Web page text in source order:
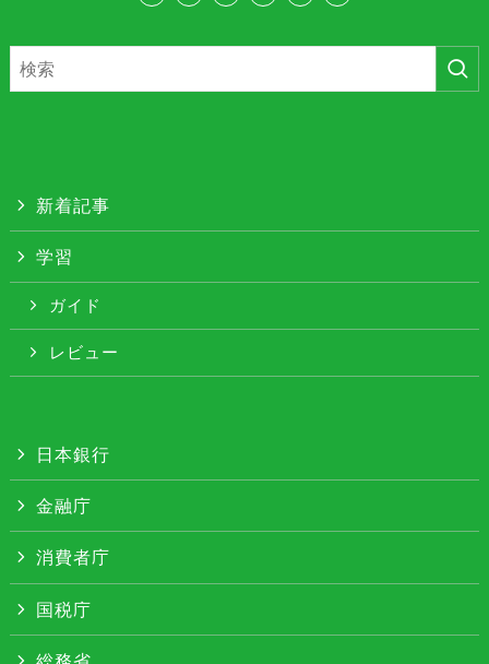
新着記事
学習
ガイド
レビュー
日本銀行
金融庁
消費者庁
国税庁